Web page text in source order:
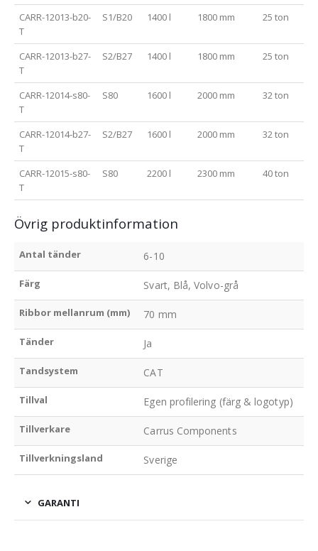
CARR-12013-b20-
T
S1/B20 1400 l 1800 mm 25 ton
CARR-12013-b27-
T
S2/B27 1400 l 1800 mm 25 ton
CARR-12014-s80-
T
S80 1600 l 2000 mm 32 ton
CARR-12014-b27-
T
S2/B27 1600 l 2000 mm 32 ton
CARR-12015-s80-
T
S80 2200 l 2300 mm 40 ton
Övrig produktinformation
Antal tänder 6-10
Färg Svart, Blå, Volvo-grå
Ribbor mellanrum (mm) 70 mm
Tänder Ja
Tandsystem CAT
Tillval Egen profilering (färg & logotyp)
Tillverkare Carrus Components
Tillverkningsland Sverige
GARANTI